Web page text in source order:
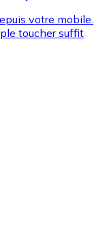
et d'autres
votre mobile.
toucher suffit